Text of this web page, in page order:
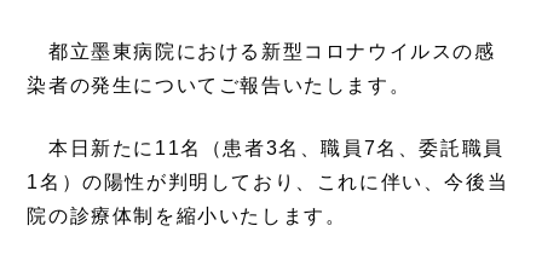
都立墨東病院における新型コロナウイルスの感
染者の発生についてご報告いたします。
本日新たに11名（患者3名、職員7名、委託職員
1名）の陽性が判明しており、これに伴い、今後当
院の診療体制を縮小いたします。